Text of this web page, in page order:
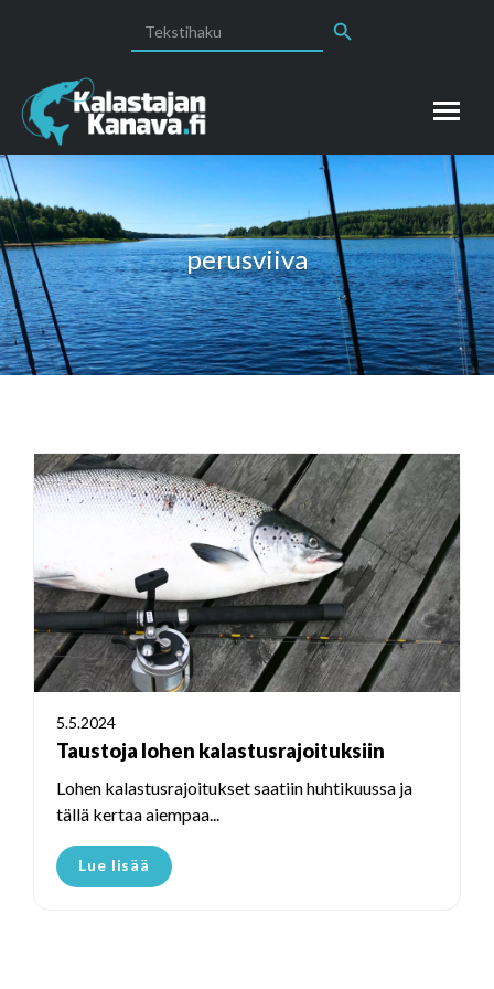
for:
perusviiva
5.5.2024
Taustoja lohen kalastusrajoituksiin
Lohen kalastusrajoitukset saatiin huhtikuussa ja
tällä kertaa aiempaa...
Lue lisää